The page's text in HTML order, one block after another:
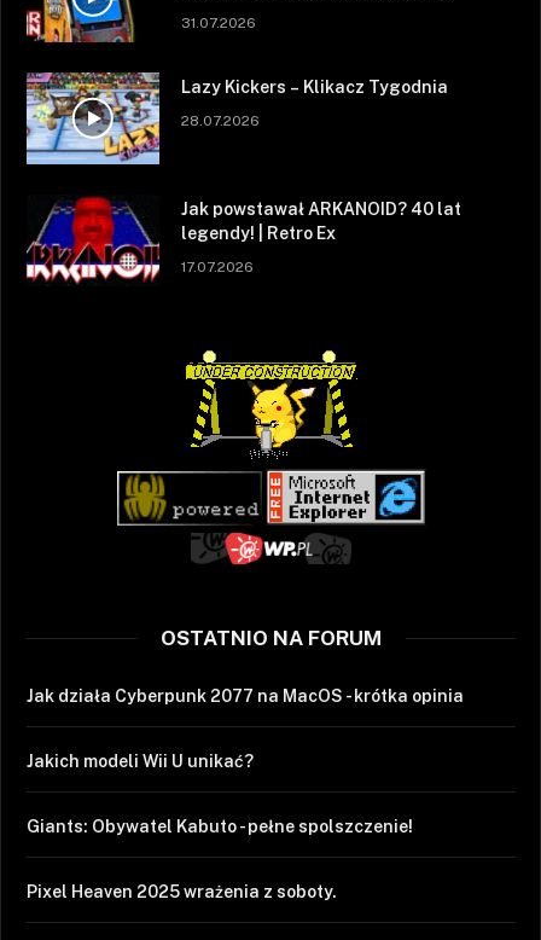
31.07.2026
Lazy Kickers – Klikacz Tygodnia
28.07.2026
Jak powstawał ARKANOID? 40 lat
legendy! | Retro Ex
17.07.2026
OSTATNIO NA FORUM
Jak działa Cyberpunk 2077 na MacOS - krótka opinia
Jakich modeli Wii U unikać?
Giants: Obywatel Kabuto - pełne spolszczenie!
Pixel Heaven 2025 wrażenia z soboty.